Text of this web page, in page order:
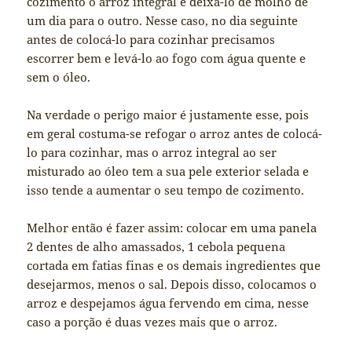
um dia para o outro. Nesse caso, no dia seguinte
antes de colocá-lo para cozinhar precisamos
escorrer bem e levá-lo ao fogo com água quente e
sem o óleo.
Na verdade o perigo maior é justamente esse, pois
em geral costuma-se refogar o arroz antes de colocá-
lo para cozinhar, mas o arroz integral ao ser
misturado ao óleo tem a sua pele exterior selada e
isso tende a aumentar o seu tempo de cozimento.
Melhor então é fazer assim: colocar em uma panela
2 dentes de alho amassados, 1 cebola pequena
cortada em fatias finas e os demais ingredientes que
desejarmos, menos o sal. Depois disso, colocamos o
arroz e despejamos água fervendo em cima, nesse
caso a porção é duas vezes mais que o arroz.